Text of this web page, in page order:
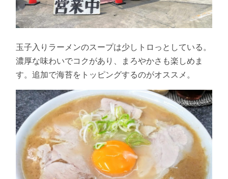
玉子入りラーメンのスープは少しトロっとしている。
濃厚な味わいでコクがあり、まろやかさも楽しめま
す。追加で海苔をトッピングするのがオススメ。